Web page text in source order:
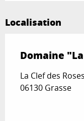
Localisation
Domaine
La Clef des
06130 Grasse